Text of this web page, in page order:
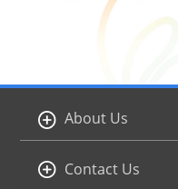
About Us
Contact Us